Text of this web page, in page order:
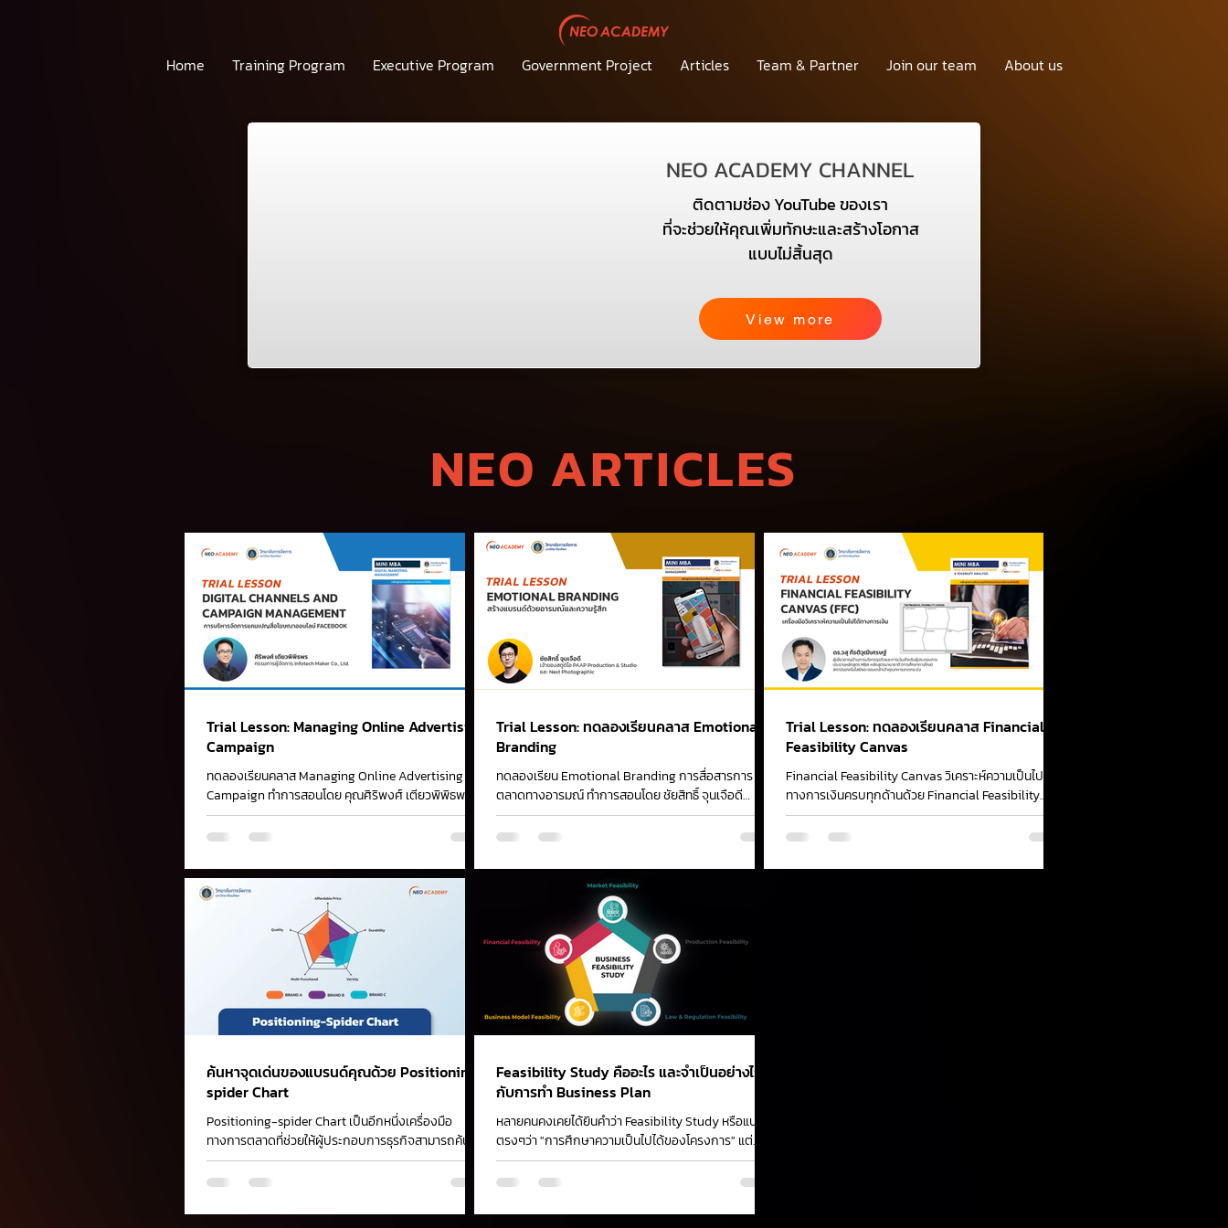
Home Training Program Executive Program Government Project Articles Team & Partner Join our team About us
NEO ACADEMY CHANNEL
ติดตามช่อง YouTube ของเรา
ที่จะช่วยให้คุณเพิ่มทักษะและสร้างโอกาส
แบบไม่สิ้นสุด
View more
NEO ARTICLES
Trial Lesson: Managing Online Advertising
Campaign
ทดลองเรียนคลาส Managing Online Advertising
Campaign ทำการสอนโดย คุณศิริพงศ์ เตียวพิพิธพร
กรรมการผู้จัดการ Infotech Maker Co., Ltd....
Trial Lesson: ทดลองเรียนคลาส Emotional
Branding
ทดลองเรียน Emotional Branding การสื่อสารการ
ตลาดทางอารมณ์ ทำการสอนโดย ชัยสิทธิ์ จุนเจือดี
Documentary Photographer & Creative Director,...
Trial Lesson: ทดลองเรียนคลาส Financial
Feasibility Canvas
Financial Feasibility Canvas วิเคราะห์ความเป็นไปได้
ทางการเงินครบทุกด้านด้วย Financial Feasibility
Canvas เครื่องมือที่ช่วยวิเคราะห์ข้อมูล...
ค้นหาจุดเด่นของแบรนด์คุณด้วย Positioning-
spider Chart
Positioning-spider Chart เป็นอีกหนึ่งเครื่องมือ
ทางการตลาดที่ช่วยให้ผู้ประกอบการธุรกิจสามารถค้นพบ
จุดยืนของแบรนด์ (Brand Positioning)...
Feasibility Study คืออะไร และจำเป็นอย่างไร
กับการทำ Business Plan
หลายคนคงเคยได้ยินคำว่า Feasibility Study หรือแปล
ตรงๆว่า "การศึกษาความเป็นไปได้ของโครงการ" แต่
จริงๆ แล้วการศึกษานั้นต้องศึกษาอะไรบ้าง...